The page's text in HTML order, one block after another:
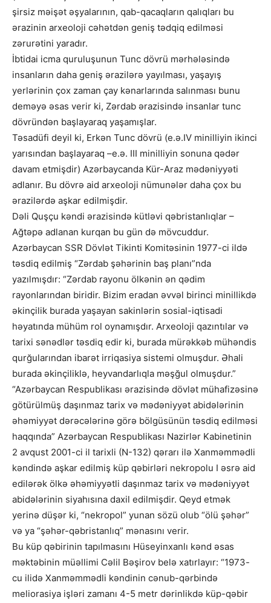
şirsiz məişət əşyalarının, qab-qacaqların qalıqları bu
ərazinin arxeoloji cəhətdən geniş tədqiq edilməsi
zərurətini yaradır.
İbtidai icma quruluşunun Tunc dövrü mərhələsində
insanların daha geniş ərazilərə yayılması, yaşayış
yerlərinin çox zaman çay kənarlarında salınması bunu
deməyə əsas verir ki, Zərdab ərazisində insanlar tunc
dövründən başlayaraq yaşamışlar.
Təsadüfi deyil ki, Erkən Tunc dövrü (e.ə.IV minilliyin ikinci
yarısından başlayaraq –e.ə. III minilliyin sonuna qədər
davam etmişdir) Azərbaycanda Kür-Araz mədəniyyəti
adlanır. Bu dövrə aid arxeoloji nümunələr daha çox bu
ərazilərdə aşkar edilmişdir.
Dəli Quşçu kəndi ərazisində kütləvi qəbristanlıqlar –
Ağtəpə adlanan kurqan bu gün də mövcuddur.
Azərbaycan SSR Dövlət Tikinti Komitəsinin 1977-ci ildə
təsdiq edilmiş “Zərdab şəhərinin baş planı”nda
yazılmışdır: “Zərdab rayonu ölkənin ən qədim
rayonlarından biridir. Bizim eradan əvvəl birinci minillikdə
əkinçilik burada yaşayan sakinlərin sosial-iqtisadi
həyatında mühüm rol oynamışdır. Arxeoloji qazıntılar və
tarixi sənədlər təsdiq edir ki, burada mürəkkəb mühəndis
qurğularından ibarət irriqasiya sistemi olmuşdur. Əhali
burada əkinçiliklə, heyvandarlıqla məşğul olmuşdur.”
“Azərbaycan Respublikası ərazisində dövlət mühafizəsinə
götürülmüş daşınmaz tarix və mədəniyyət abidələrinin
əhəmiyyət dərəcələrinə görə bölgüsünün təsdiq edilməsi
haqqında” Azərbaycan Respublikası Nazirlər Kabinetinin
2 avqust 2001-ci il tarixli (N-132) qərarı ilə Xanməmmədli
kəndində aşkar edilmiş küp qəbirləri nekropolu I əsrə aid
edilərək ölkə əhəmiyyətli daşınmaz tarix və mədəniyyət
abidələrinin siyahısına daxil edilmişdir. Qeyd etmək
yerinə düşər ki, “nekropol” yunan sözü olub “ölü şəhər”
və ya “şəhər-qəbristanlıq” mənasını verir.
Bu küp qəbirinin tapılmasını Hüseyinxanlı kənd əsas
məktəbinin müəllimi Cəlil Bəşirov belə xatırlayır: “1973-
cu ilidə Xanməmmədli kəndinin cənub-qərbində
meliorasiya işləri zamanı 4-5 metr dərinlikdə küp-qəbir